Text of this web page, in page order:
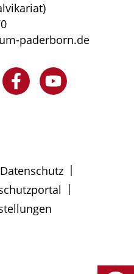
paderborn.de
Datenschutz |
|